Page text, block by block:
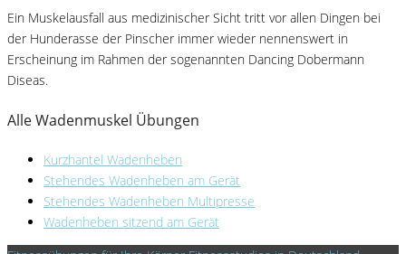
Ein Muskelausfall aus medizinischer Sicht tritt vor allen Dingen bei
der Hunderasse der Pinscher immer wieder nennenswert in
Erscheinung im Rahmen der sogenannten Dancing Dobermann
Diseas.
Alle Wadenmuskel Übungen
Kurzhantel Wadenheben
Stehendes Wadenheben am Gerät
Stehendes Wadenheben Multipresse
Wadenheben sitzend am Gerät